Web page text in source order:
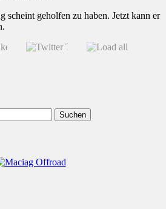
scheint geholfen zu haben. Jetzt kann er
Suchen